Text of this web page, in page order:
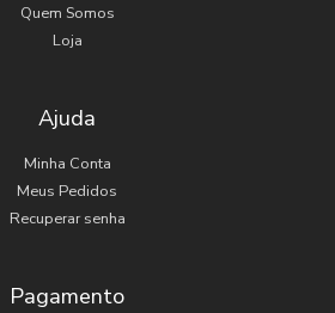
Quem Somos
Loja
Ajuda
Minha Conta
Meus Pedidos
Recuperar senha
Pagamento